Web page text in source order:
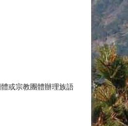
或宗教團體辦理族語